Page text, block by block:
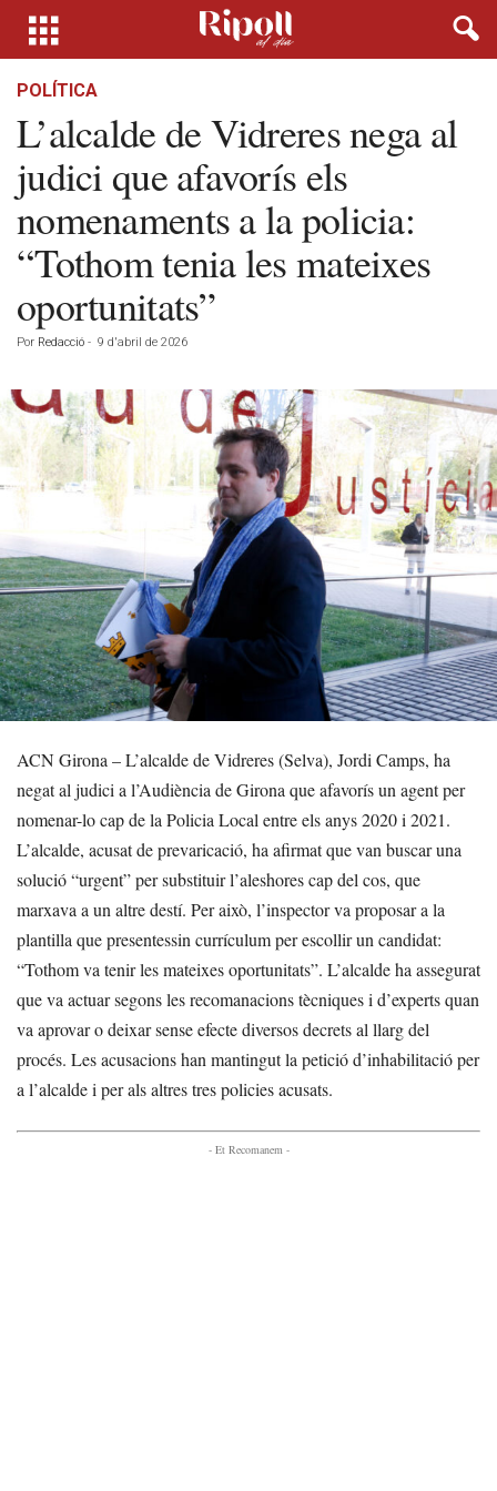
POLÍTICA
L’alcalde de Vidreres nega al
judici que afavorís els
nomenaments a la policia:
“Tothom tenia les mateixes
oportunitats”
Por Redacció - 9 d'abril de 2026
ACN Girona – L’alcalde de Vidreres (Selva), Jordi Camps, ha
negat al judici a l’Audiència de Girona que afavorís un agent per
nomenar-lo cap de la Policia Local entre els anys 2020 i 2021.
L’alcalde, acusat de prevaricació, ha afirmat que van buscar una
solució “urgent” per substituir l’aleshores cap del cos, que
marxava a un altre destí. Per això, l’inspector va proposar a la
plantilla que presentessin currículum per escollir un candidat:
“Tothom va tenir les mateixes oportunitats”. L’alcalde ha assegurat
que va actuar segons les recomanacions tècniques i d’experts quan
va aprovar o deixar sense efecte diversos decrets al llarg del
procés. Les acusacions han mantingut la petició d’inhabilitació per
a l’alcalde i per als altres tres policies acusats.
- Et Recomanem -